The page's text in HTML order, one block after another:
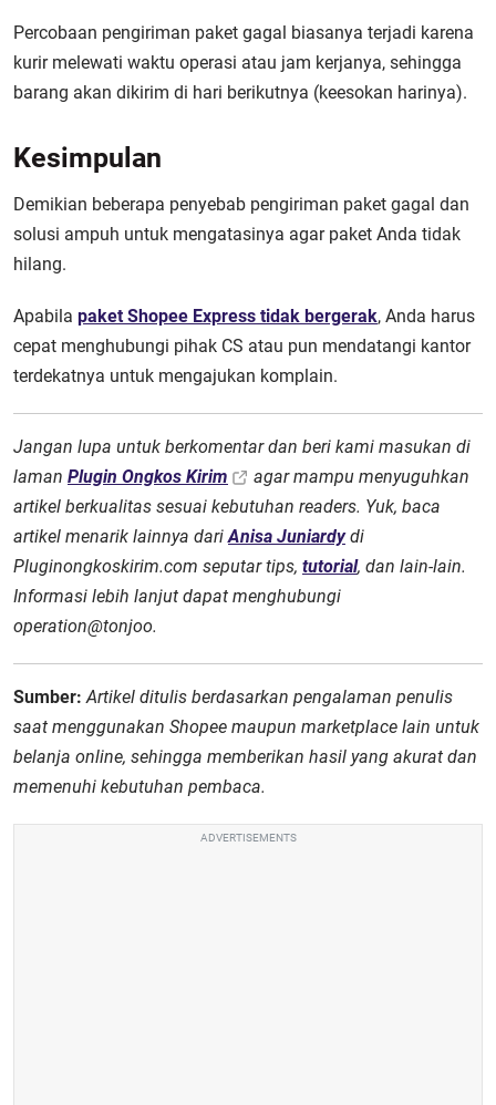
Percobaan pengiriman paket gagal biasanya terjadi karena
kurir melewati waktu operasi atau jam kerjanya, sehingga
barang akan dikirim di hari berikutnya (keesokan harinya).
Kesimpulan
Demikian beberapa penyebab pengiriman paket gagal dan
solusi ampuh untuk mengatasinya agar paket Anda tidak
hilang.
Apabila paket Shopee Express tidak bergerak, Anda harus
cepat menghubungi pihak CS atau pun mendatangi kantor
terdekatnya untuk mengajukan komplain.
Jangan lupa untuk berkomentar dan beri kami masukan di
laman Plugin Ongkos Kirim
agar mampu menyuguhkan
artikel berkualitas sesuai kebutuhan readers. Yuk, baca
artikel menarik lainnya dariAnisa Juniardydi
Pluginongkoskirim.com seputar tips, tutorial, dan lain-lain.
Informasi lebih lanjut dapat menghubungi
operation@tonjoo.
Sumber:Artikel ditulis berdasarkan pengalaman penulis
saat menggunakan Shopee maupun marketplace lain untuk
belanja online, sehingga memberikan hasil yang akurat dan
memenuhi kebutuhan pembaca.
ADVERTISEMENTS